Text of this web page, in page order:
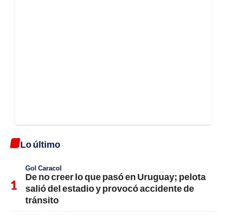
Lo último
Gol Caracol
De no creer lo que pasó en Uruguay; pelota
salió del estadio y provocó accidente de
tránsito